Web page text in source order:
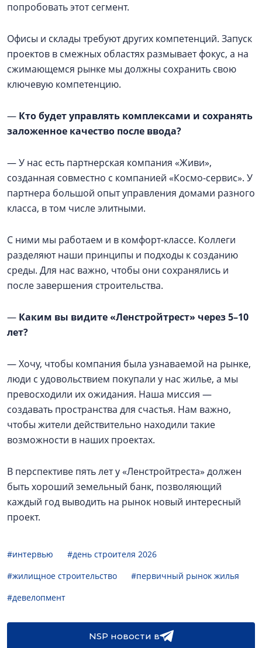
попробовать этот сегмент.
Офисы и склады требуют других компетенций. Запуск
проектов в смежных областях размывает фокус, а на
сжимающемся рынке мы должны сохранить свою
ключевую компетенцию.
— Кто будет управлять комплексами и сохранять
заложенное качество после ввода?
— У нас есть партнерская компания «Живи»,
созданная совместно с компанией «Космо-сервис». У
партнера большой опыт управления домами разного
класса, в том числе элитными.
С ними мы работаем и в комфорт-классе. Коллеги
разделяют наши принципы и подходы к созданию
среды. Для нас важно, чтобы они сохранялись и
после завершения строительства.
— Каким вы видите «Ленстройтрест» через 5–10
лет?
— Хочу, чтобы компания была узнаваемой на рынке,
люди с удовольствием покупали у нас жилье, а мы
превосходили их ожидания. Наша миссия —
создавать пространства для счастья. Нам важно,
чтобы жители действительно находили такие
возможности в наших проектах.
В перспективе пять лет у «Ленстройтреста» должен
быть хороший земельный банк, позволяющий
каждый год выводить на рынок новый интересный
проект.
#интервью
#день строителя 2026
#жилищное строительство
#первичный рынок жилья
#девелопмент
NSP новости в